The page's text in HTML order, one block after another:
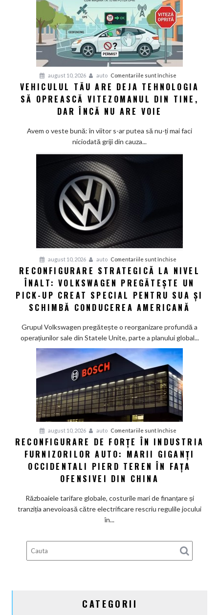
august 10, 2026 auto Comentariile sunt închise
Vehiculul
tău
tehnologia
VEHICULUL TĂU ARE DEJA TEHNOLOGIA
SĂ OPREASCĂ VITEZOMANUL DIN TINE,
DAR ÎNCĂ NU ARE VOIE
Avem o veste bună: în viitor s-ar putea să nu-ți mai faci
niciodată griji din cauza...
august 10, 2026 auto Comentariile sunt închise
Reconfigurare
strategică
la
nivel
înalt:
Volkswagen
pregătește
pick-
up
creat
special
pentru
SUA
și
conducerea
americană
RECONFIGURARE STRATEGICĂ LA NIVEL
ÎNALT: VOLKSWAGEN PREGĂTEȘTE UN
PICK-UP CREAT SPECIAL PENTRU SUA ȘI
SCHIMBĂ CONDUCEREA AMERICANĂ
Grupul Volkswagen pregătește o reorganizare profundă a
operațiunilor sale din Statele Unite, parte a planului global...
august 10, 2026 auto Comentariile sunt închise
Reconfigurare
de
forțe
furnizorilor
auto:
pierd
teren
RECONFIGURARE DE FORȚE ÎN INDUSTRIA
FURNIZORILOR AUTO: MARII GIGANȚI
OCCIDENTALI PIERD TEREN ÎN FAȚA
OFENSIVEI DIN CHINA
Războaiele tarifare globale, costurile mari de finanțare și
tranziția anevoioasă către electrificare rescriu regulile jocului
în...
CATEGORII